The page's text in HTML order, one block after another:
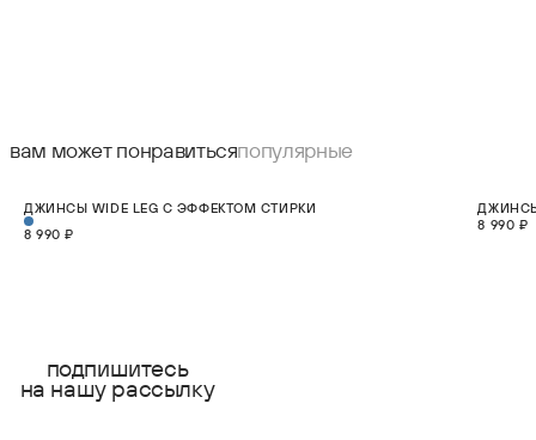
вам может понравитьсяпопулярные
XS S M L XL
ДЖИНСЫ WIDE LEG С ЭФФЕКТОМ СТИРКИ
8 990 ₽
ДЖИНСЫ
8 990 ₽
подпишитесь
на нашу рассылку